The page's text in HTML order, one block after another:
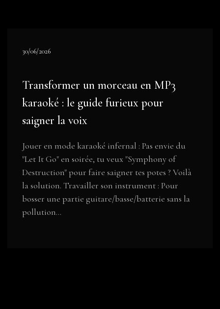
30/06/2026
Transformer un morceau en MP3
karaoké : le guide furieux pour
saigner la voix
Jouer en mode karaoké infernal : Pas envie du
"Let It Go" en soirée, tu veux "Symphony of
Destruction" pour faire saigner tes potes ? Voilà
la solution. Travailler son instrument : Pour
bosser une partie guitare/basse/batterie sans la
pollution...